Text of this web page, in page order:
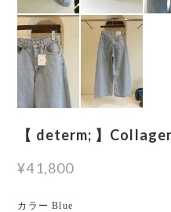
【 determ; 】
¥41,800
カラー Blue